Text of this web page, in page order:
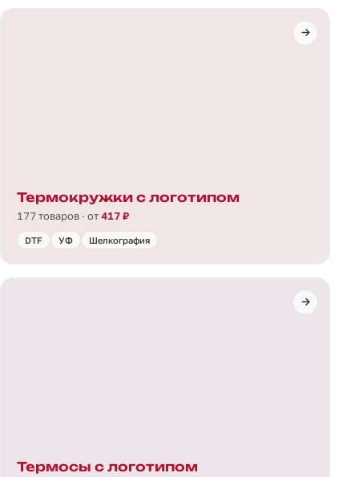
Термокружки с логотипом
177 товаров · от417 ₽
DTF УФ Шелкография
Термосы с логотипом